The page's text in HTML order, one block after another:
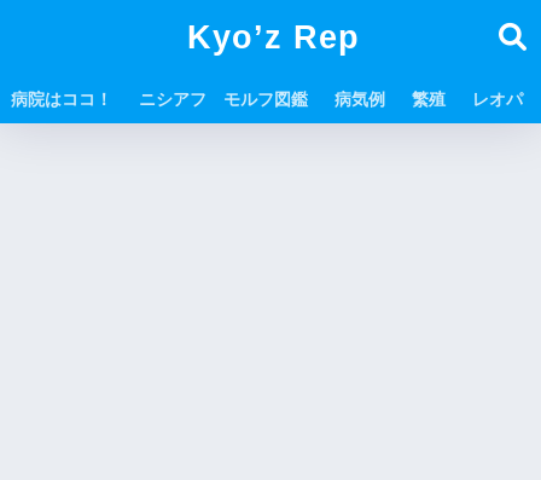
Kyo’z Rep
病院はココ！ ニシアフ モルフ図鑑 病気例 繁殖 レオパ